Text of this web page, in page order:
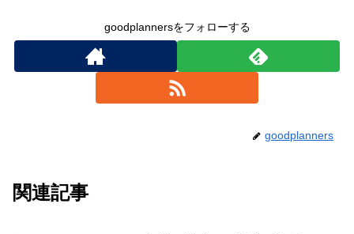
goodplannersをフォローする
goodplanners
関連記事